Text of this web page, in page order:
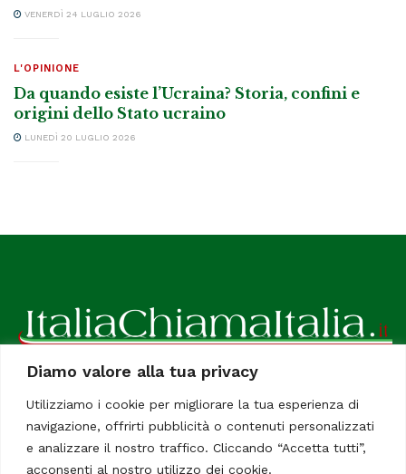
Diamo valore alla tua privacy
Utilizziamo i cookie per migliorare la tua esperienza di
navigazione, offrirti pubblicità o contenuti personalizzati
e analizzare il nostro traffico. Cliccando “Accetta tutti”,
acconsenti al nostro utilizzo dei cookie.
VENERDÌ 24 LUGLIO 2026
L'OPINIONE
Da quando esiste l’Ucraina? Storia, confini e
origini dello Stato ucraino
LUNEDÌ 20 LUGLIO 2026
ItaliaChiamaItalia, il TUO quotidiano online preferito.
Dedicato in particolare a tutti gli italiani residenti all'estero.
Tutti i diritti sono riservati. Quotidiano online indipendente